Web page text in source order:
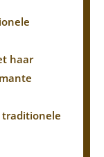
haar
traditionele